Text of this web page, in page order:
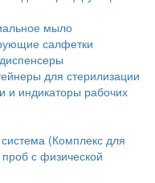
мыло
салфетки
для стерилизации
и индикаторы рабочих
(Комплекс для
с физической